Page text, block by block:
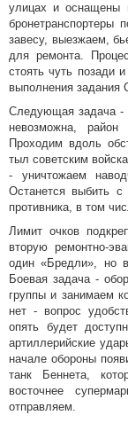
улицах и оснащены
завесу, выезжаем,
для ремонта.
стоять чуть позади
выполнения задания
Следующая задача -
невозможна, район
Проходим вдоль
тыл советским
- уничтожаем
Останется выбить с
противника, в том
Лимит очков
вторую ремонтно-
один «Бредли», но
Боевая задача -
группы и занимаем
нет - вопрос
опять будет
артиллерийские
начале обороны
танк Беннета,
восточнее
отправляем.